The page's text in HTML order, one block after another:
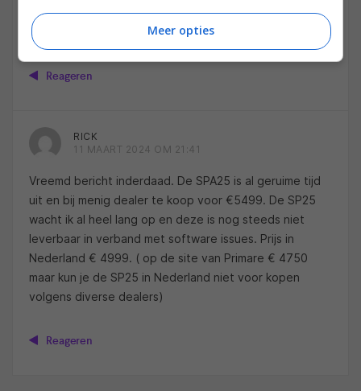
Dat is raar. Heb de Spa 25 al een half jaar staan..
Reageren
RICK
11 MAART 2024 OM 21:41
Vreemd bericht inderdaad. De SPA25 is al geruime tijd
uit en bij menig dealer te koop voor €5499. De SP25
wacht ik al heel lang op en deze is nog steeds niet
leverbaar in verband met software issues. Prijs in
Nederland € 4999. ( op de site van Primare € 4750
maar kun je de SP25 in Nederland niet voor kopen
volgens diverse dealers)
Reageren
Meer opties